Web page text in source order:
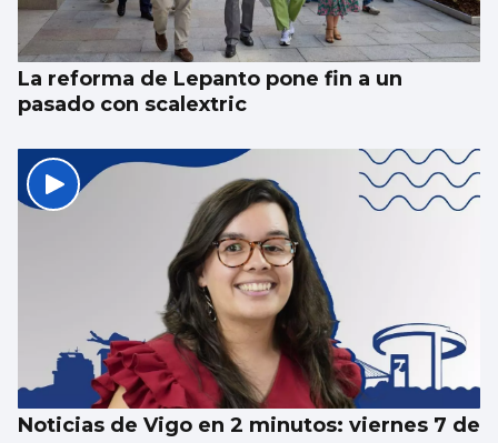
La reforma de Lepanto pone fin a un
pasado con scalextric
Noticias de Vigo en 2 minutos: viernes 7 de